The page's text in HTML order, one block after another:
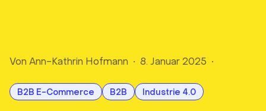
Von Ann-Kathrin Hofmann • 8. Januar 2025 •
B2B E-Commerce B2B Industrie 4.0